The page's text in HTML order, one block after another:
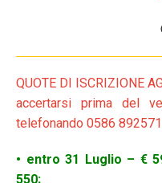
QUOTE DI ISCRIZIONE
accertarsi prima del
telefonando 0586 892571
• entro 31 Luglio – €
550;